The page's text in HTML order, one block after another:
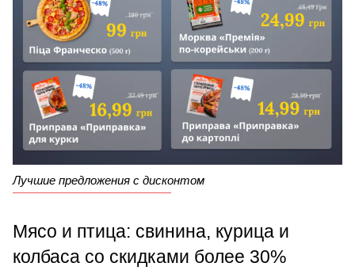
Лучшие предложения с дисконтом
Мясо и птица: свинина, курица и
колбаса со скидками более 30%